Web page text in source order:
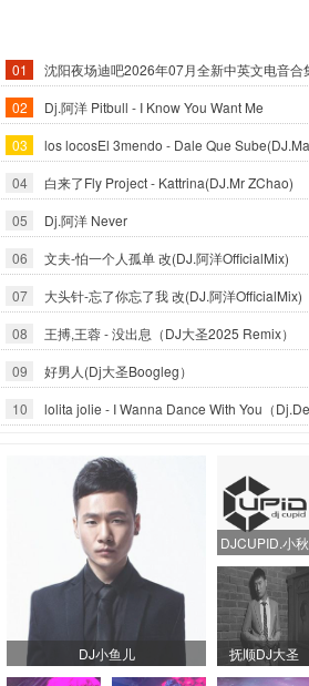
01
02
Dj.阿洋 Pitbull - I Know You Want Me
03
04
白来了Fly Project - Kattrina(DJ.Mr ZChao)
05
Dj.阿洋 Never
06
文夫-怕一个人孤单 改(DJ.阿洋OfficialMix)
07
大头针-忘了你忘了我 改(DJ.阿洋OfficialMix)
08
王搏,王蓉 - 没出息（DJ大圣2025 Remix）
09
好男人(Dj大圣Boogleg）
10
DJ小鱼儿
DJCUPID.小秋
抚顺DJ大圣